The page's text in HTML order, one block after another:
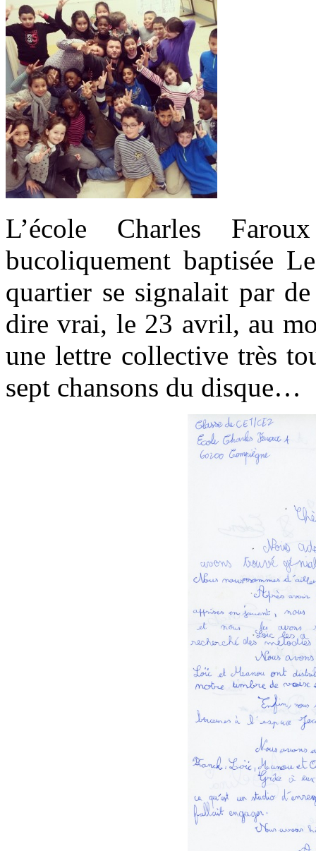
L’école Charles
bucoliquement baptisée
quartier se signalait par
dire vrai, le 23 avril, au
une lettre collective très
sept chansons du disque…